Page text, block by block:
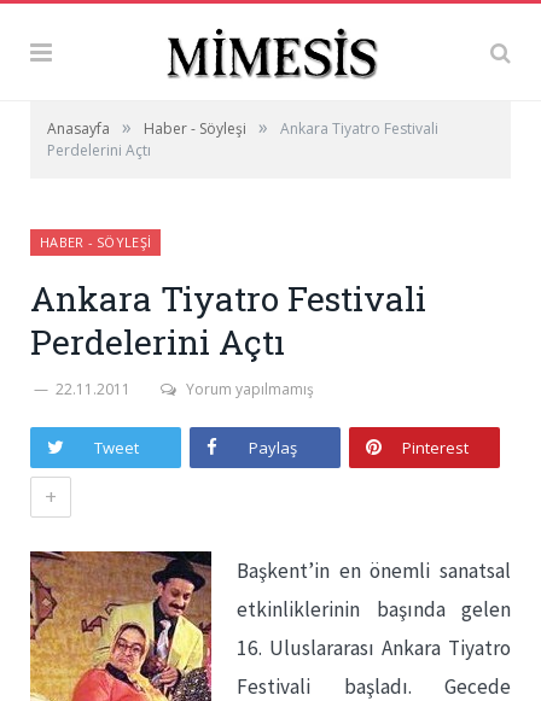
Anasayfa » Haber - Söyleşi »
Ankara Tiyatro Festivali
Perdelerini Açtı
HABER - SÖYLEŞI
Ankara Tiyatro Festivali
Perdelerini Açtı
22.11.2011 Yorum yapılmamış
Tweet Paylaş Pinterest
+
Başkent’in en önemli sanatsal
etkinliklerinin başında gelen
16. Uluslararası Ankara Tiyatro
Festivali başladı. Gecede